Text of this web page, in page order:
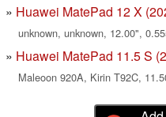
Huawei MatePad 12 X
unknown, unknown, 12.00",
Huawei MatePad 11.5 S
Maleoon 920A, Kirin T92C,